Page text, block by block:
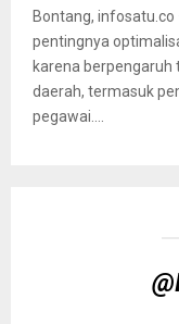
Bontang, infosatu.co
pentingnya
karena
daerah, termasuk
pegawai....